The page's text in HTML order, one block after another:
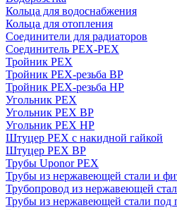
Кольца для водоснабжения
Кольца для отопления
Соединители для радиаторов
Соединитель PEX-PEX
Тройник PEX
Тройник PEX-резьба ВР
Тройник PEX-резьба НР
Угольник PEX
Угольник PEX ВР
Угольник PEX НР
Штуцер PEX c накидной гайкой
Штуцер PEX ВР
Трубы Uponor PEX
Трубы из нержавеющей стали и
Трубопровод из нержавеющей
Трубы из нержавеющей стали под